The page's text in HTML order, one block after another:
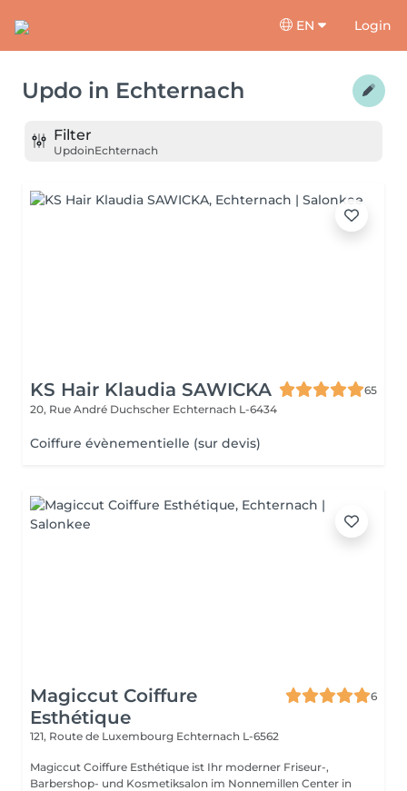
EN Login
Updo in Echternach
Filter
UpdoinEchternach
KS Hair Klaudia SAWICKA
65
20, Rue André Duchscher Echternach L-6434
Coiffure évènementielle (sur devis)
Magiccut Coiffure
Esthétique
6
121, Route de Luxembourg Echternach L-6562
Magiccut Coiffure Esthétique ist Ihr moderner Friseur-,
Barbershop- und Kosmetiksalon im Nonnemillen Center in